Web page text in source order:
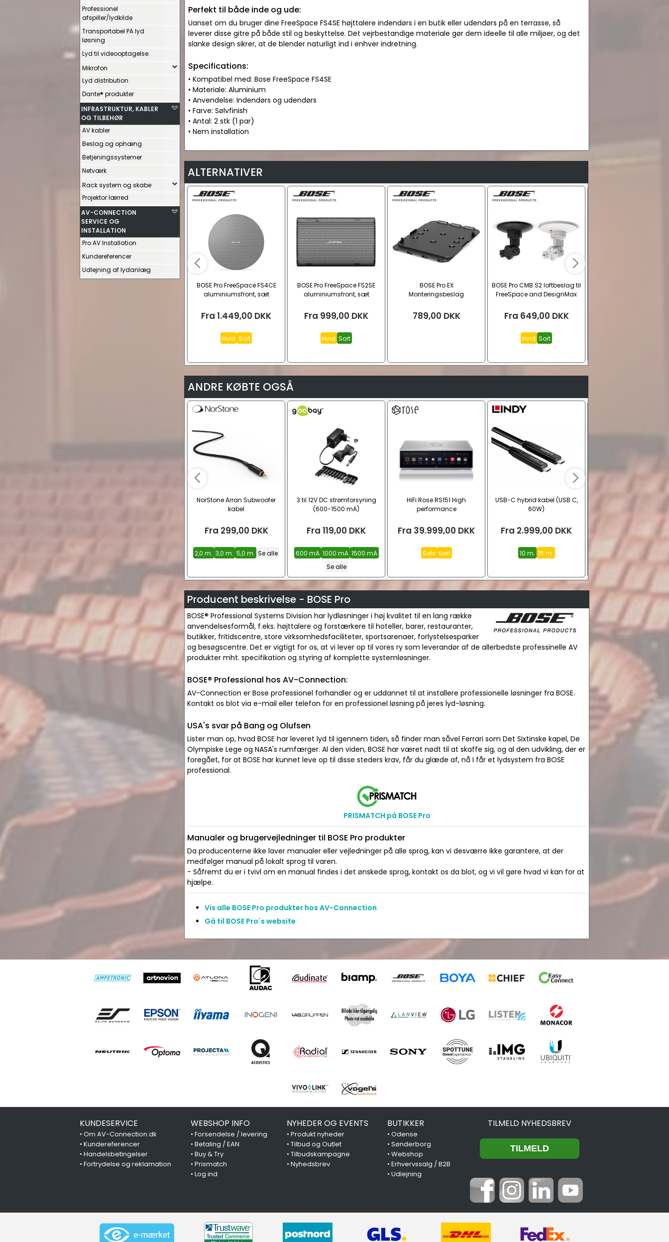
Professionel
afspiller/lydkilde
Transportabel PA lyd
løsning
Lyd til videooptagelse
Mikrofon
Lyd distribution
Dante® produkter
INFRASTRUKTUR, KABLER
OG TILBEHØR
AV kabler
Beslag og ophæng
Betjeningssystemer
Netværk
Rack system og skabe
Projektor lærred
AV-CONNECTION
SERVICE OG
INSTALLATION
Pro AV Installation
Kundereferencer
Udlejning af lydanlæg
Perfekt til både inde og ude:
Uanset om du bruger dine FreeSpace FS4SE højttalere indendørs i en butik eller udendørs på en terrasse, så
leverer disse gitre på både stil og beskyttelse. Det vejrbestandige materiale gør dem ideelle til alle miljøer, og det
slanke design sikrer, at de blender naturligt ind i enhver indretning.
Specifications:
• Kompatibel med: Bose FreeSpace FS4SE
• Materiale: Aluminium
• Anvendelse: Indendørs og udendørs
• Farve: Sølvfinish
• Antal: 2 stk (1 par)
• Nem installation
ALTERNATIVER
BOSE Pro FreeSpace FS4CE
aluminiumsfront, sæt
Fra 1.449,00 DKK
Hvid Sort
BOSE Pro FreeSpace FS2SE
aluminiumsfront, sæt
Fra 999,00 DKK
Hvid Sort
BOSE Pro EX
Monteringsbeslag
789,00 DKK
BOSE Pro CMB S2 loftbeslag til
FreeSpace and DesignMax
Fra 649,00 DKK
Hvid Sort
ANDRE KØBTE OGSÅ
NorStone Arran Subwoofer
kabel
Fra 299,00 DKK
2,0 m. 3,0 m. 5,0 m. Se alle
3 til 12V DC strømforsyning
(600-1500 mA)
Fra 119,00 DKK
600 mA 1000 mA 1500 mA
Se alle
HiFi Rose RS151 High
performance
Fra 39.999,00 DKK
Sølv Sort
USB-C hybrid kabel (USB C,
60W)
Fra 2.999,00 DKK
10 m. 15 m.
Producent beskrivelse - BOSE Pro
BOSE® Professional Systems Division har lydløsninger i høj kvalitet til en lang række
anvendelsesformål, f.eks. højttalere og forstærkere til hoteller, barer, restauranter,
butikker, fritidscentre, store virksomhedsfaciliteter, sportsarenaer, forlystelsesparker
og besøgscentre. Det er vigtigt for os, at vi lever op til vores ry som leverandør af de allerbedste professinelle AV
produkter mht. specifikation og styring af komplette systemløsninger.
BOSE® Professional hos AV-Connection:
AV-Connection er Bose professionel forhandler og er uddannet til at installere professionelle løsninger fra BOSE.
Kontakt os blot via e-mail eller telefon for en professionel løsning på jeres lyd-løsning.
USA's svar på Bang og Olufsen
Lister man op, hvad BOSE har leveret lyd til igennem tiden, så finder man såvel Ferrari som Det Sixtinske kapel, De
Olympiske Lege og NASA's rumfærger. Al den viden, BOSE har været nødt til at skaffe sig, og al den udvikling, der er
foregået, for at BOSE har kunnet leve op til disse steders krav, får du glæde af, nå I får et lydsystem fra BOSE
professional.
PRISMATCH på BOSE Pro
Manualer og brugervejledninger til BOSE Pro produkter
Da producenterne ikke laver manualer eller vejledninger på alle sprog, kan vi desværre ikke garantere, at der
medfølger manual på lokalt sprog til varen.
- Såfremt du er i tvivl om en manual findes i det ønskede sprog, kontakt os da blot, og vi vil gøre hvad vi kan for at
hjælpe.
Vis alle BOSE Pro produkter hos AV-Connection
Gå til BOSE Pro´s website
KUNDESERVICE
• Om AV-Connection.dk
• Kundereferencer
• Handelsbetingelser
• Fortrydelse og reklamation
WEBSHOP INFO
• Forsendelse / levering
• Betaling / EAN
• Buy & Try
• Prismatch
• Log ind
NYHEDER OG EVENTS
• Produkt nyheder
• Tilbud og Outlet
• Tilbudskampagne
• Nyhedsbrev
BUTIKKER
•Odense
•Sønderborg
•Webshop
•Erhvervssalg / B2B
•Udlejning
TILMELD NYHEDSBREV